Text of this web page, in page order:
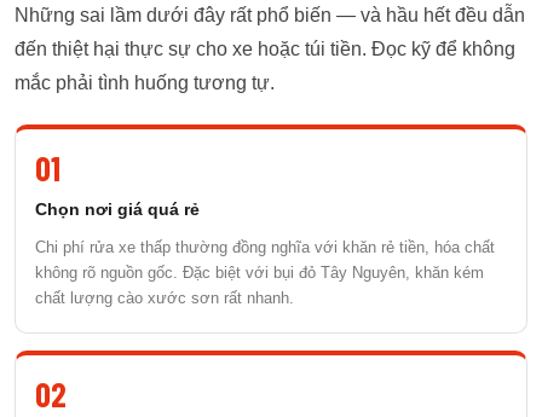
Những sai lầm dưới đây rất phổ biến — và hầu hết đều dẫn
đến thiệt hại thực sự cho xe hoặc túi tiền. Đọc kỹ để không
mắc phải tình huống tương tự.
01
Chọn nơi giá quá rẻ
Chi phí rửa xe thấp thường đồng nghĩa với khăn rẻ tiền, hóa chất
không rõ nguồn gốc. Đặc biệt với bụi đỏ Tây Nguyên, khăn kém
chất lượng cào xước sơn rất nhanh.
02